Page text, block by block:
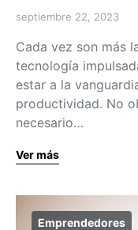
septiembre 22, 2023
Cada vez son más
tecnología
estar a la
productividad. No
necesario…
Ver más
Emprendedores